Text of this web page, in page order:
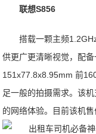
联想S856
搭载一颗主频
供更广更清晰视觉，配
151x77.8x8.95mm 前
足一般的拍摄需求。该
的网络体验。目前该机